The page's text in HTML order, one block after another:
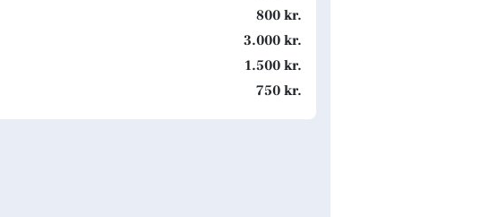
800 kr.
3.000 kr.
1.500 kr.
750 kr.